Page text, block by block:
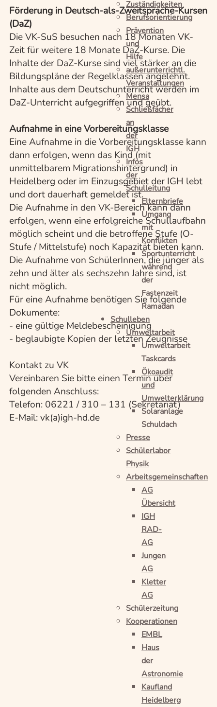
Zuständigkeiten
Berufsorientierung
Prävention
und
Hilfe
außerunterrichtl.
Veranstaltungen
Mensa
Schließfächer
an
der
IGH
Infos
der
Schulleitung
Elternbriefe
Umgang
mit
Konflikten
Sportunterricht
während
der
Fastenzeit
Ramadan
Schulleben
Umweltarbeit
Umweltarbeit
Taskcards
Ökoaudit
und
Umwelterklärung
Solaranlage
Schuldach
Presse
Schülerlabor
Physik
Arbeitsgemeinschaften
AG
Übersicht
IGH
RAD-
AG
Jungen
AG
Kletter
AG
Schülerzeitung
Kooperationen
EMBL
Haus
der
Astronomie
Kaufland
Heidelberg
Förderung in Deutsch-als-Zweitsprache-Kursen
(DaZ)
Die VK-SuS besuchen nach 18 Monaten VK-
Zeit für weitere 18 Monate DaZ-Kurse. Die
Inhalte der DaZ-Kurse sind viel stärker an die
Bildungspläne der Regelklassen angelehnt.
Inhalte aus dem Deutschunterricht werden im
DaZ-Unterricht aufgegriffen und geübt.
Aufnahme in eine Vorbereitungsklasse
Eine Aufnahme in die Vorbereitungsklasse kann
dann erfolgen, wenn das Kind (mit
unmittelbarem Migrationshintergrund) in
Heidelberg oder im Einzugsgebiet der IGH lebt
und dort dauerhaft gemeldet ist.
Die Aufnahme in den VK-Bereich kann dann
erfolgen, wenn eine erfolgreiche Schullaufbahn
möglich scheint und die betroffene Stufe (O-
Stufe / Mittelstufe) noch Kapazität bieten kann.
Die Aufnahme von SchülerInnen, die jünger als
zehn und älter als sechszehn Jahre sind, ist
nicht möglich.
Für eine Aufnahme benötigen Sie folgende
Dokumente:
- eine gültige Meldebescheinigung
- beglaubigte Kopien der letzten Zeugnisse
Kontakt zu VK
Vereinbaren Sie bitte einen Termin über
folgenden Anschluss:
Telefon: 06221 / 310 – 131 (Sekretariat)
E-Mail: vk(a)igh-hd.de